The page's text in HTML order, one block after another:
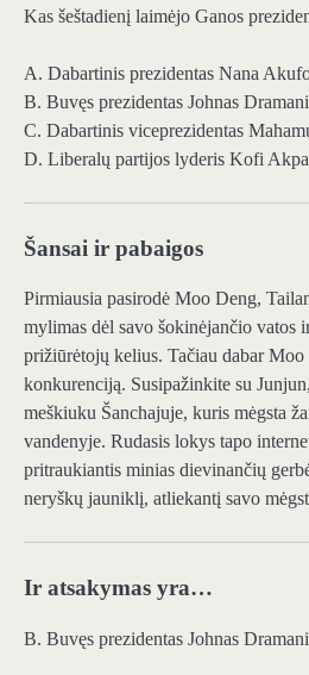
Kas šeštadienį laimėjo Ganos
A. Dabartinis prezidentas Nana
B. Buvęs prezidentas Johnas
C. Dabartinis viceprezidentas
D. Liberalų partijos lyderis Kofi
Šansai ir pabaigos
Pirmiausia pasirodė Moo Deng,
mylimas dėl savo šokinėjančio vatos
prižiūrėtojų kelius. Tačiau dabar
konkurenciją. Susipažinkite su
meškiuku Šanchajuje, kuris mėgsta
vandenyje. Rudasis lokys tapo
pritraukiantis minias dievinančių
neryškų jauniklį, atliekantį savo
Ir atsakymas yra…
B. Buvęs prezidentas Johnas